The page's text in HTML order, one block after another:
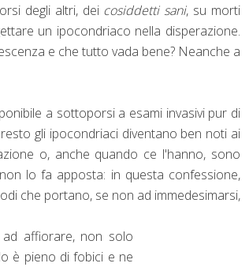
degli altri, dei cosiddetti sani, su morti
un ipocondriaco nella disperazione.
e che tutto vada bene? Neanche a
a sottoporsi a esami invasivi pur di
gli ipocondriaci diventano ben noti ai
o, anche quando ce l'hanno, sono
lo fa apposta: in questa confessione,
che portano, se non ad immedesimarsi,
affiorare, non solo
è pieno di fobici e ne